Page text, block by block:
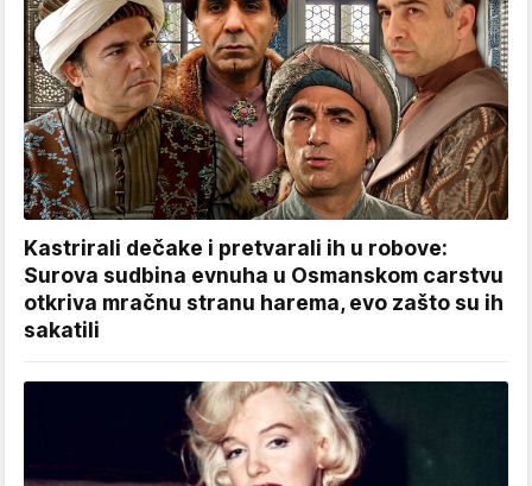
Kastrirali dečake i pretvarali ih u robove:
Surova sudbina evnuha u Osmanskom carstvu
otkriva mračnu stranu harema, evo zašto su ih
sakatili